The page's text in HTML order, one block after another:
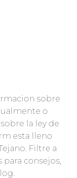
sobre
o
la ley de
esta lleno
Filtre a
consejos,